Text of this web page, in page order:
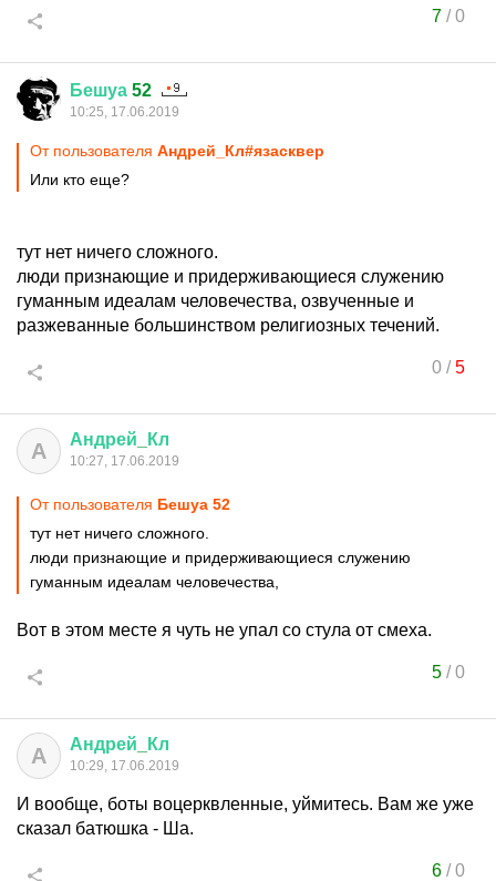
7/0
Бешуа 52
10:25, 17.06.2019
От пользователя Андрей_Кл#язасквер
Или кто еще?
тут нет ничего сложного.
люди признающие и придерживающиеся служению
гуманным идеалам человечества, озвученные и
разжеванные большинством религиозных течений.
0/5
А Андрей Кл
10:27, 17.06.2019
От пользователя Бешуа 52
тут нет ничего сложного.
люди признающие и придерживающиеся служению
гуманным идеалам человечества,
Вот в этом месте я чуть не упал со стула от смеха.
5/0
А Андрей Кл
10:29, 17.06.2019
И вообще, боты воцерквленные, уймитесь. Вам же уже
сказал батюшка - Ша.
6/0